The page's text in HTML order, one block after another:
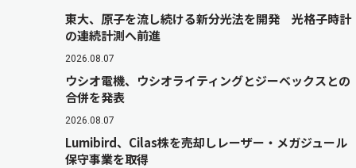
東大、原子を流し続ける新分光法を開発 光格子時計
の連続計測へ前進
2026.08.07
ウシオ電機、ウシオライティングとジーベックスとの
合併を発表
2026.08.07
Lumibird、Cilas株を売却しレーザー・メガジュール
保守事業を取得